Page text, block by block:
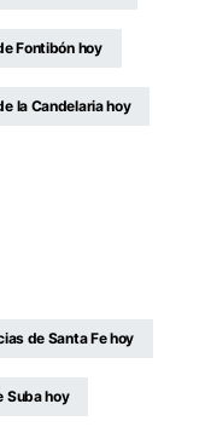
Fontibón hoy
la Candelaria hoy
de Santa Fe hoy
Suba hoy